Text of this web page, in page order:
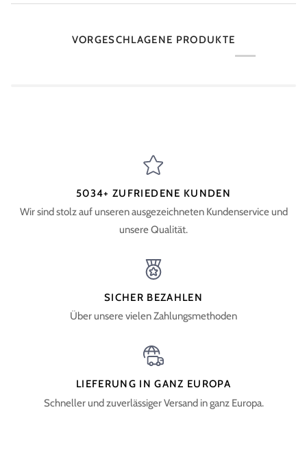
VORGESCHLAGENE PRODUKTE
5034+ ZUFRIEDENE KUNDEN
Wir sind stolz auf unseren ausgezeichneten Kundenservice und
unsere Qualität.
SICHER BEZAHLEN
Über unsere vielen Zahlungsmethoden
LIEFERUNG IN GANZ EUROPA
Schneller und zuverlässiger Versand in ganz Europa.